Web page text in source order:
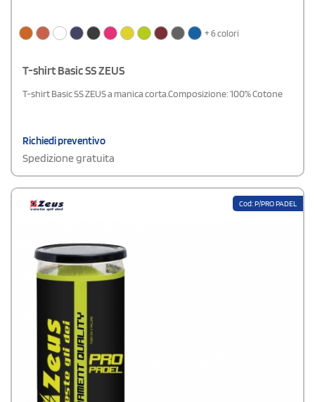
+ 6 colori
T-shirt Basic SS ZEUS
T-shirt Basic SS ZEUS a manica corta.Composizione: 100% Cotone
Richiedi preventivo
Spedizione gratuita
Cod: P/PRO PADEL